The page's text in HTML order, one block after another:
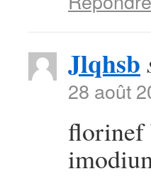
Jlqhsb
28 août
florinef